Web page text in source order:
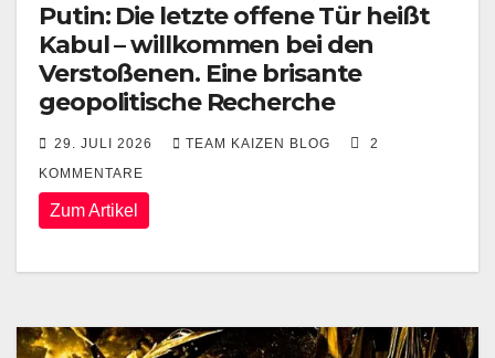
Putin: Die letzte offene Tür heißt
Kabul – willkommen bei den
Verstoßenen. Eine brisante
geopolitische Recherche
29. JULI 2026 TEAM KAIZEN BLOG
2
KOMMENTARE
Zum Artikel